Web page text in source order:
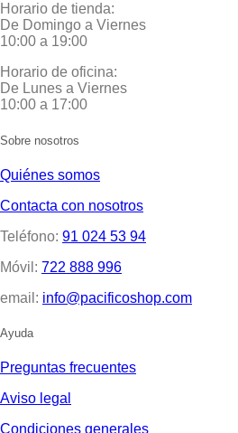
Horario de tienda:
De Domingo a Viernes
10:00 a 19:00
Horario de oficina:
De Lunes a Viernes
10:00 a 17:00
Sobre nosotros
Quiénes somos
Contacta con nosotros
Teléfono: 91 024 53 94
Móvil: 722 888 996
email: info@pacificoshop.com
Ayuda
Preguntas frecuentes
Aviso legal
Condiciones generales